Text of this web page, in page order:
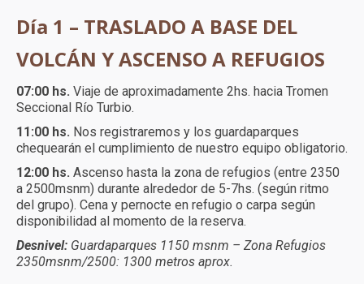
Día 1 – TRASLADO A BASE DEL
VOLCÁN Y ASCENSO A REFUGIOS
07:00 hs. Viaje de aproximadamente 2hs. hacia Tromen
Seccional Río Turbio.
11:00 hs. Nos registraremos y los guardaparques
chequearán el cumplimiento de nuestro equipo obligatorio.
12:00 hs. Ascenso hasta la zona de refugios (entre 2350
a 2500msnm) durante alrededor de 5-7hs. (según ritmo
del grupo). Cena y pernocte en refugio o carpa según
disponibilidad al momento de la reserva.
Desnivel: Guardaparques 1150 msnm – Zona Refugios
2350msnm/2500: 1300 metros aprox.